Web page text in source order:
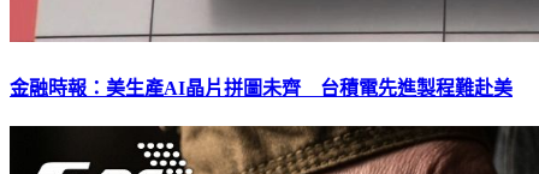
金融時報：美生產AI晶片拼圖未齊 台積電先進製程難赴美